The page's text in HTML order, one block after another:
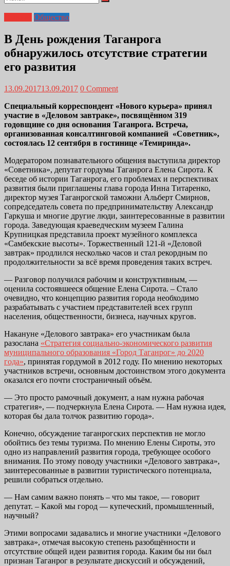
Общество
В День рождения Таганрога
обнаружилось отсутствие стратегии
его развития
13.09.201713.09.2017 0 Comment
Специальный корреспондент «Нового курьера» принял
участие в «Деловом завтраке», посвящённом 319
годовщине со дня основания Таганрога. Встреча,
организованная консалтинговой компанией «Советник»,
состоялась 12 сентября в гостинице «Темиринда».
Модератором познавательного общения выступила директор
«Советника», депутат гордумы Таганрога Елена Сирота. К
беседе об истории Таганрога, его проблемах и перспективах
развития были приглашены глава города Инна Титаренко,
директор музея Таганрогской таможни Альберт Смирнов,
сопредседатель совета по предпринимательству Александр
Гаркуша и многие другие люди, заинтересованные в развитии
города. Заведующая краеведческим музеем Галина
Крупницкая представила проект музейного комплекса
«Самбекские высоты». Торжественный 121-й «Деловой
завтрак» продлился несколько часов и стал рекордным по
продолжительности за всё время проведения таких встреч.
— Разговор получился рабочим и конструктивным, —
оценила состоявшееся общение Елена Сирота. – Стало
очевидно, что концепцию развития города необходимо
разрабатывать с участием представителей всех групп
населения, общественности, бизнеса, научных кругов.
Накануне «Делового завтрака» его участникам была
разослана «Стратегия социально-экономического развития
муниципального образования «Город Таганрог» до 2020
года», принятая гордумой в 2012 году. По мнению некоторых
участников встречи, основным достоинством этого документа
оказался его почти стостраничный объём.
— Это просто рамочный документ, а нам нужна рабочая
стратегия», — подчеркнула Елена Сирота. — Нам нужна идея,
которая бы дала толчок развитию города».
Конечно, обсуждение таганрогских перспектив не могло
обойтись без темы туризма. По мнению Елены Сироты, это
одно из направлений развития города, требующее особого
внимания. По этому поводу участники «Делового завтрака»,
заинтересованные в развитии туристического потенциала,
решили собраться отдельно.
— Нам самим важно понять – что мы такое, — говорит
депутат. – Какой мы город — купеческий, промышленный,
научный?
Этими вопросами задавались и многие участники «Делового
завтрака», отмечая высокую степень разобщённости и
отсутствие общей идеи развития города. Каким бы ни был
признан Таганрог в результате дискуссий и обсуждений,